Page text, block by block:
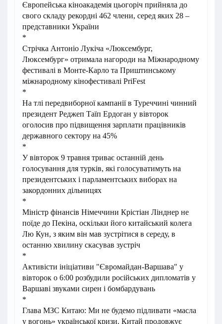
Європейська кіноакадемія цьогоріч прийняла до
свого складу рекордні 462 члени, серед яких 28 –
представники України
*
Стрічка Антоніо Лукіча «Люксембург,
Люксембург» отримала нагороди на Міжнародному
фестивалі в Монте-Карло та Приштинському
міжнародному кінофестивалі PriFest
*
На тлі передвиборної кампанії в Туреччині чинний
президент Реджеп Таїп Ердоган у вівторок
оголосив про підвищення зарплати працівників
державного сектору на 45%
*
У вівторок 9 травня триває останній день
голосування для турків, які голосуватимуть на
президентських і парламентських виборах на
закордонних дільницях
*
Міністр фінансів Німеччини Крістіан Лінднер не
поїде до Пекіна, оскільки його китайський колега
Лю Кун, з яким він мав зустрітися в середу, в
останню хвилину скасував зустріч
*
Активісти ініціативи "Євромайдан-Варшава" у
вівторок о 6:00 розбудили російських дипломатів у
Варшаві звуками сирен і бомбардувань
*
Глава МЗС Китаю: Ми не будемо підливати «масла
у вогонь» української кризи. Китай продовжує